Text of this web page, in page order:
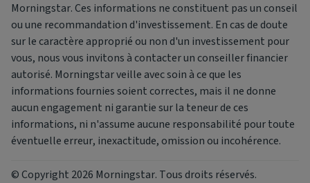
Morningstar. Ces informations ne constituent pas un conseil
ou une recommandation d'investissement. En cas de doute
sur le caractère approprié ou non d'un investissement pour
vous, nous vous invitons à contacter un conseiller financier
autorisé. Morningstar veille avec soin à ce que les
informations fournies soient correctes, mais il ne donne
aucun engagement ni garantie sur la teneur de ces
informations, ni n'assume aucune responsabilité pour toute
éventuelle erreur, inexactitude, omission ou incohérence.
© Copyright 2026 Morningstar. Tous droits réservés.